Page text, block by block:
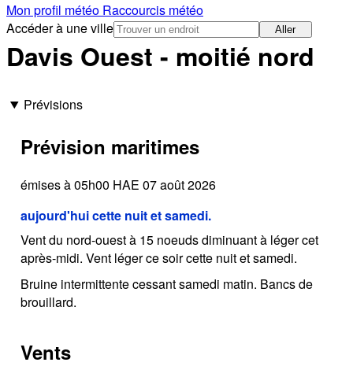
Mon profil météo Raccourcis météo
Accéder à une ville
Aller
Davis Ouest - moitié nord
Prévisions
Prévision maritimes
émises à 05h00 HAE 07 août 2026
aujourd'hui cette nuit et samedi.
Vent du nord-ouest à 15 noeuds diminuant à léger cet
après-midi. Vent léger ce soir cette nuit et samedi.
Bruine intermittente cessant samedi matin. Bancs de
brouillard.
Vents